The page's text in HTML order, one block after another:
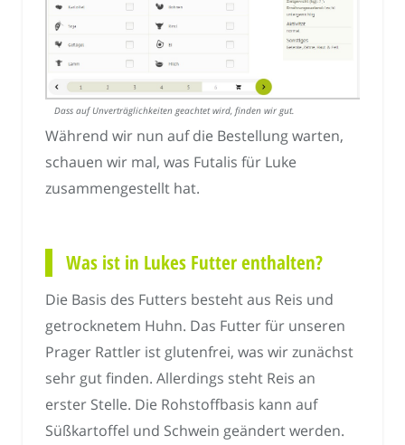
Dass auf Unverträglichkeiten geachtet wird, finden wir gut.
Während wir nun auf die Bestellung warten,
schauen wir mal, was Futalis für Luke
zusammengestellt hat.
Was ist in Lukes Futter enthalten?
Die Basis des Futters besteht aus Reis und
getrocknetem Huhn. Das Futter für unseren
Prager Rattler ist glutenfrei, was wir zunächst
sehr gut finden. Allerdings steht Reis an
erster Stelle. Die Rohstoffbasis kann auf
Süßkartoffel und Schwein geändert werden.